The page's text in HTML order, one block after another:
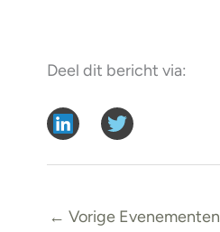
Deel dit bericht via:
← Vorige Evenementen